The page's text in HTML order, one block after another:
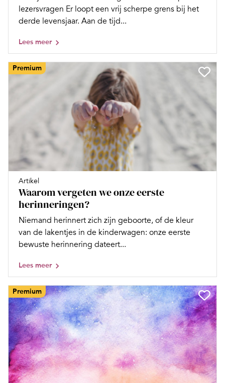
lezersvragen Er loopt een vrij scherpe grens bij het
derde levensjaar. Aan de tijd...
Lees meer
Premium
Artikel
Waarom vergeten we onze eerste
herinneringen?
Niemand herinnert zich zijn geboorte, of de kleur
van de lakentjes in de kinderwagen: onze eerste
bewuste herinnering dateert...
Lees meer
Premium